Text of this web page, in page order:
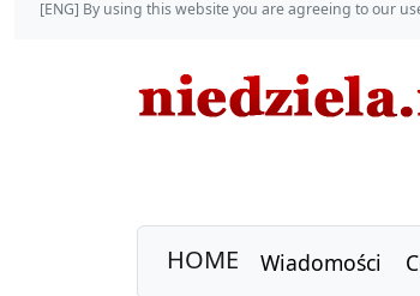
[ENG] By using this website you are agreeing to our
HOME Wiadomości